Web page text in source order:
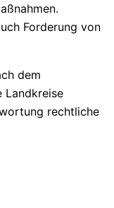
Forderung von
dem
Landkreise
rechtliche